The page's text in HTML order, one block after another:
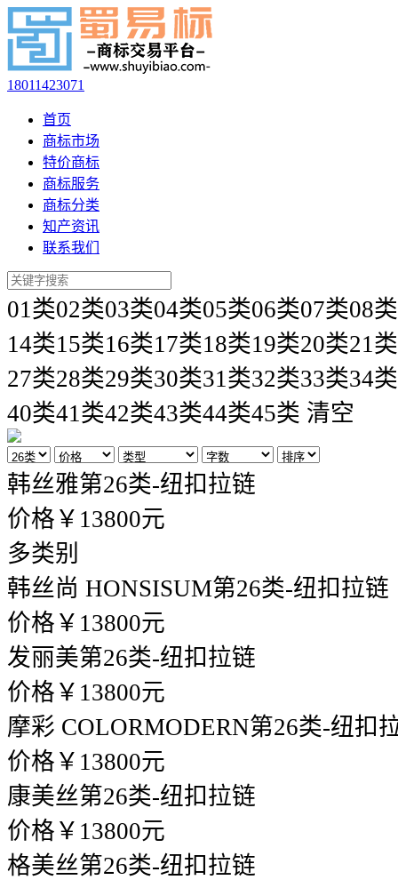
18011423071
首页
商标市场
特价商标
商标服务
商标分类
知产资讯
联系我们
01类02类03类04类05类06类07类08类
14类15类16类17类18类19类20类21类
27类28类29类30类31类32类33类34类
40类41类42类43类44类45类 清空
韩丝雅第26类-纽扣拉链
价格￥13800元
多类别
韩丝尚 HONSISUM第26类-纽扣拉链
价格￥13800元
发丽美第26类-纽扣拉链
价格￥13800元
摩彩 COLORMODERN第26类-纽扣
价格￥13800元
康美丝第26类-纽扣拉链
价格￥13800元
格美丝第26类-纽扣拉链